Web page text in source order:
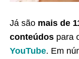
Já são mais de
conteúdos para
YouTube. Em